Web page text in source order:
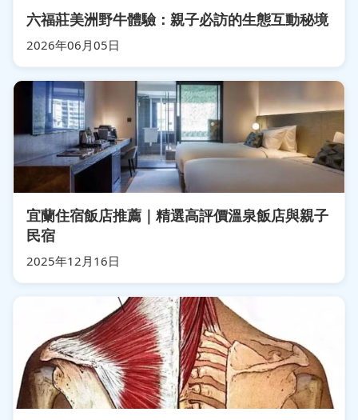
六福莊美洲野牛體驗：親子必訪的生態互動秘境
2026年06月05日
宜蘭住宿飯店推薦｜精選高評價溫泉飯店與親子
民宿
2025年12月16日